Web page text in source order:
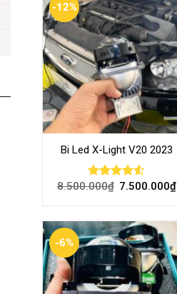
-12%
Bi Led X-Light V20 2023
Rated
8.500.000₫ 7.500.000₫
-6%